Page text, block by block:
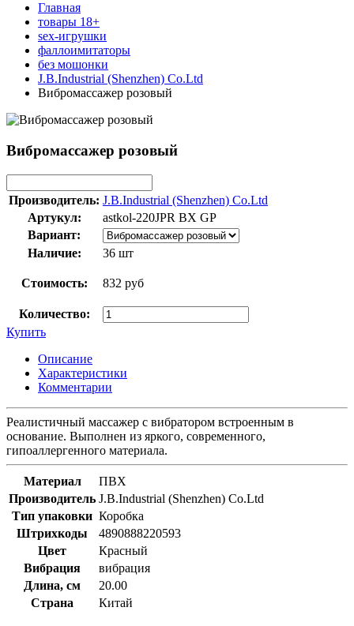
Главная
товары 18+
sex-игрушки
фаллоимитаторы
без мошонки
J.B.Industrial (Shenzhen) Co.Ltd
Вибромассажер розовый
Вибромассажер розовый
Производитель: J.B.Industrial (Shenzhen) Co.Ltd
Артукул:
astkol-220JPR BX GP
Вариант:
Наличие:
36 шт
Стоимость: 832 руб
Количество:
Купить
Описание
Характеристики
Комментарии
Реалистичный массажер с вибратором встроенным в
основание. Выполнен из яркого, современного,
гипоаллергенного материала.
Материал
ПВХ
Производитель J.B.Industrial (Shenzhen) Co.Ltd
Тип упаковки Коробка
Штрихкоды
4890888220593
Цвет
Красный
Вибрация
вибрация
Длина, см
20.00
Страна
Китай